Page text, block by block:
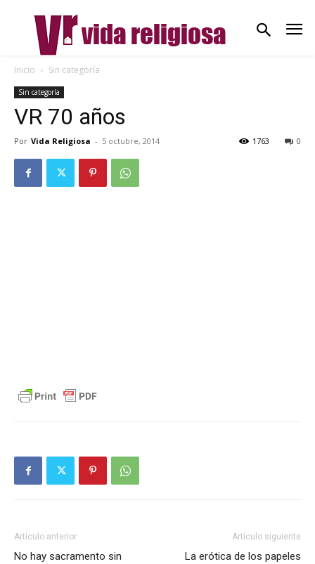
Inicio Sin categoría
Sin categoría
VR 70 años
Por Vida Religiosa - 5 octubre, 2014 0
1763
Artículo anterior
No hay sacramento sin
Artículo siguiente
La erótica de los papeles